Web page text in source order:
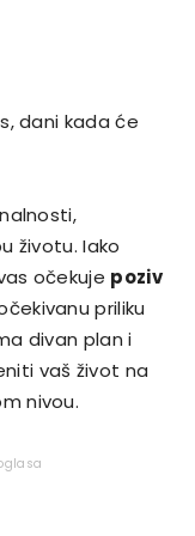
dani kada će
životu. Iako
očekuje poziv
priliku
divan plan i
vaš život na
nivou.